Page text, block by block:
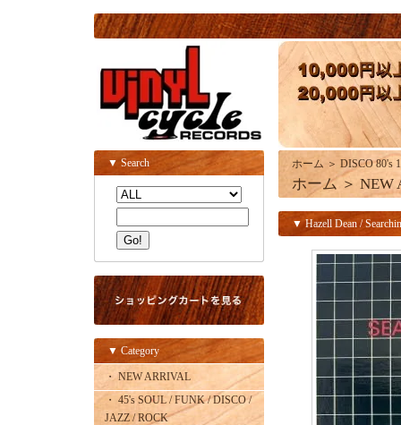
▼ Search
▼ Category
・ NEW ARRIVAL
・ 45's SOUL / FUNK / DISCO /
JAZZ / ROCK
ホーム ＞ DISCO 80's
ホーム ＞ NEW
▼ Hazell Dean /